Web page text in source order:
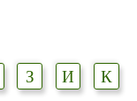
З И
К